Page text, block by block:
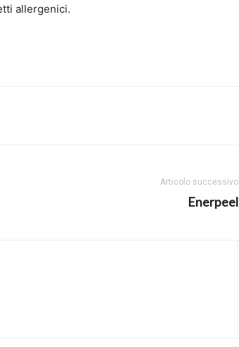
allergenici.
Articolo successivo
Enerpeel